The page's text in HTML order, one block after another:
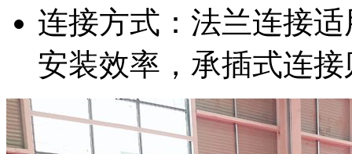
连接方式：法兰连接
安装效率，承插式连